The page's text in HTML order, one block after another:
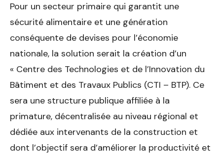
Pour un secteur primaire qui garantit une
sécurité alimentaire et une génération
conséquente de devises pour l’économie
nationale, la solution serait la création d’un
« Centre des Technologies et de l’Innovation du
Bâtiment et des Travaux Publics (CTI – BTP). Ce
sera une structure publique affiliée à la
primature, décentralisée au niveau régional et
dédiée aux intervenants de la construction et
dont l’objectif sera d’améliorer la productivité et